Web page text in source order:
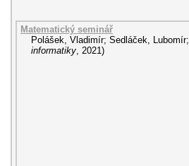
Matematický seminář
Polášek, Vladimír; Sedláček, Lubomír;
informatiky 2021 )